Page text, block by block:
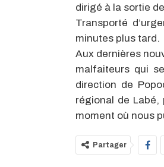
dirigé à la sortie
Transporté
minutes plus tard.
Aux dernières
malfaiteurs qui
direction de
régional de
moment où nous
Partager